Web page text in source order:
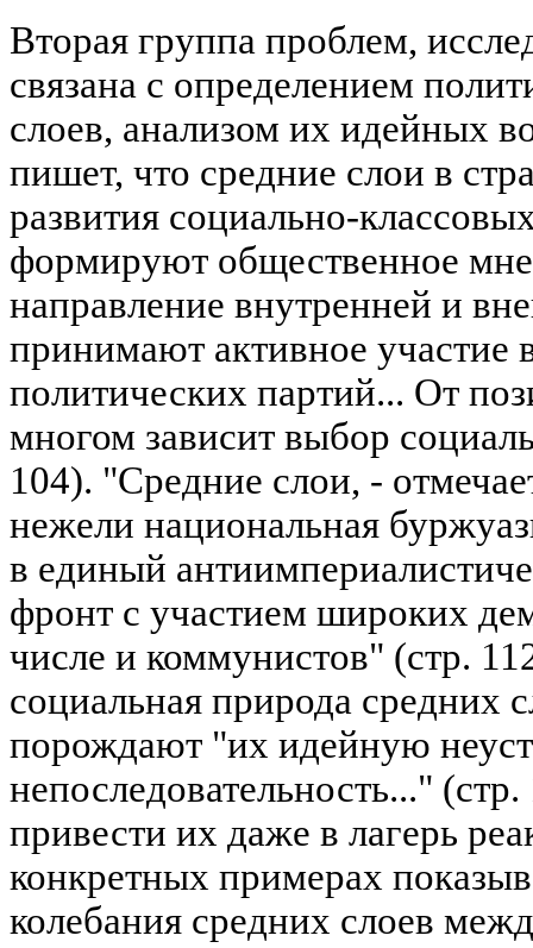
Вторая группа проблем,
связана с определением
слоев, анализом их идейных
пишет, что средние слои в
развития социально-
формируют общественное
направление внутренней и
принимают активное участие
политических партий... От
многом зависит выбор
104). "Средние слои, -
нежели национальная
в единый
фронт с участием широких
числе и коммунистов" (стр.
социальная природа средних
порождают "их идейную
непоследовательность..."
привести их даже в лагерь
конкретных примерах
колебания средних слоев